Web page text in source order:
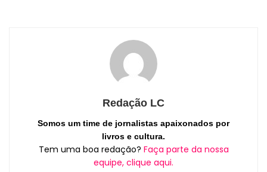
Redação LC
Somos um time de jornalistas apaixonados por
livros e cultura.
Tem uma boa redação? Faça parte da nossa
equipe, clique aqui.